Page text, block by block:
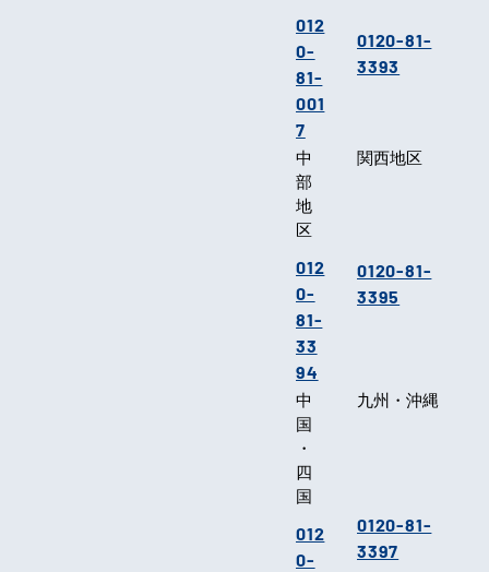
012
0-
81-
001
7
0120-81-
3393
中
部
地
区
012
0-
81-
33
94
関西地区
0120-81-
3395
中
国
・
四
国
012
0-
九州・沖縄
0120-81-
3397